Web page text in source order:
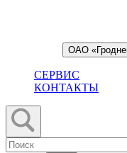
ОАО
СЕРВИС
КОНТАКТЫ